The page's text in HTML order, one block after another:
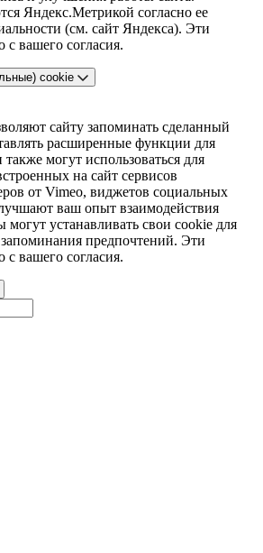
Яндекс.Метрикой согласно ее
(см. сайт Яндекса). Эти
с вашего согласия.
cookie
сайту запоминать сделанный
расширенные функции для
могут использоваться для
на сайт сервисов
от Vimeo, виджетов социальных
ваш опыт взаимодействия
могут устанавливать свои cookie для
предпочтений. Эти
с вашего согласия.